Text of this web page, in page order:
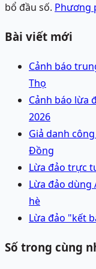
bổ đầu số. Phương
Bài viết mới
Cảnh báo
Thọ
Cảnh báo lừa
2026
Giả danh
Đồng
Lừa đảo trực
Lừa đảo dùng
hè
Lừa đảo "kết
Số trong cùng